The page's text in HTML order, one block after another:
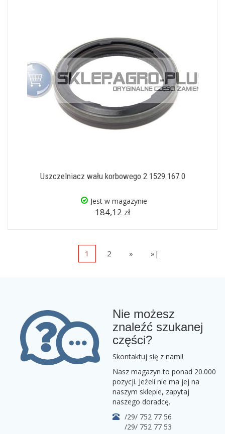
Uszczelniacz wału korbowego 2.1529.167.0
Jest w magazynie
184,12 zł
1 2 » »|
Nie możesz
znaleźć szukanej
części?
Skontaktuj się z nami!
Nasz magazyn to ponad 20.000
pozycji. Jeżeli nie ma jej na
naszym sklepie, zapytaj
naszego doradcę.
/29/ 752 77 56
/29/ 752 77 53